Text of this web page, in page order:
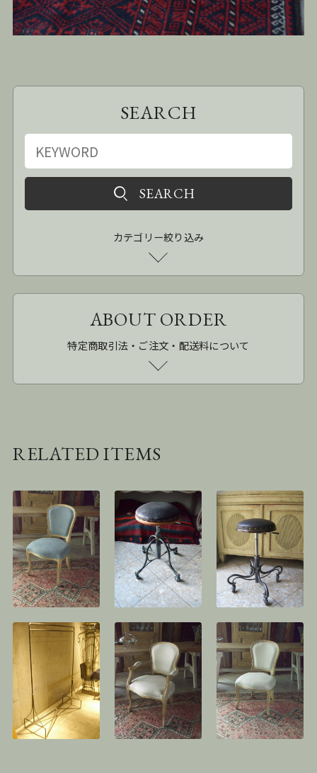
SEARCH
カテゴリー絞り込み
ABOUT ORDER
特定商取引法・ご注文・配送料について
RELATED ITEMS